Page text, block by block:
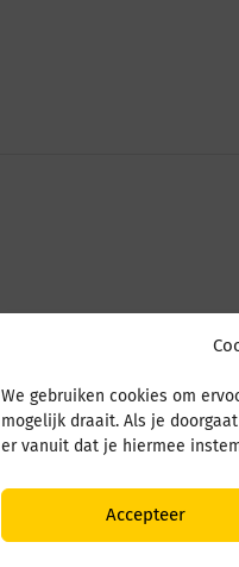
We gebruiken cookies om
mogelijk draait. Als je
er vanuit dat je hiermee
Accepteer